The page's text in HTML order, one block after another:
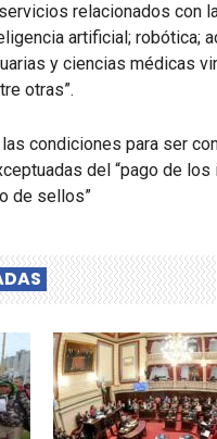
relacionados con
artificial; robótica;
y ciencias médicas
otras”.
condiciones para ser
del “pago de
de sellos”